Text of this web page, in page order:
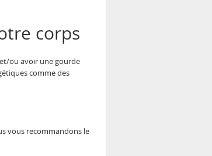
corps
ou avoir une gourde
comme des
vous recommandons le